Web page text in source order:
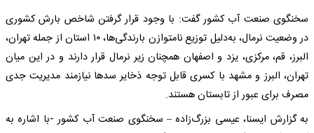
سخنگوی صنعت آب کشور گفت: با وجود قرار گرفتن شاخص بارش کشوری
در وضعیت نرمال، به‌دلیل توزیع نامتوازن بارندگی‌ها، ۱۰ استان از جمله تهران،
البرز، قم، مرکزی، یزد و اصفهان همچنان زیر نرمال قرار دارند و در این میان
تهران، البرز و مشهد با کسری قابل توجه ذخایر سدها نیازمند مدیریت جدی
مصرف برای عبور از تابستان هستند.
به گزارش ایسنا، عیسی بزرگ‌زاده – سخنگوی صنعت آب کشور -با اشاره به